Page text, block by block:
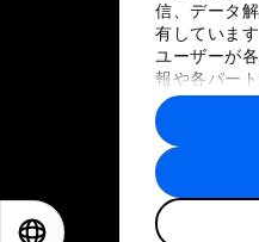
信、データ
有していま
ユーザーが
報や各パー
に収集され
トナーによ
す。
プライバシー
サ
©
世